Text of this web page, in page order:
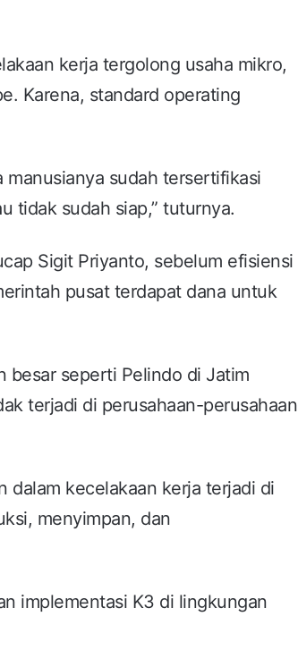
kerja tergolong usaha mikro,
Karena, standard operating
manusianya sudah tersertifikasi
tidak sudah siap,” tuturnya.
Sigit Priyanto, sebelum efisiensi
pusat terdapat dana untuk
besar seperti Pelindo di Jatim
terjadi di perusahaan-perusahaan
dalam kecelakaan kerja terjadi di
menyimpan, dan
implementasi K3 di lingkungan